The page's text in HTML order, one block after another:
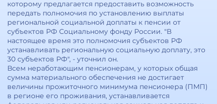
которому предлагается предоставить возможность
передать полномочия по установлению выплаты
региональной социальной доплаты к пенсии от
субъектов РФ Социальному фонду России. "В
настоящее время это полномочия субъектов РФ
устанавливать региональную социальную доплату, это
30 субъектов РФ", - уточнил он.
Всем неработающим пенсионерам, у которых общая
сумма материального обеспечения не достигает
величины прожиточного минимума пенсионера (ПМП)
в регионе его проживания, устанавливается